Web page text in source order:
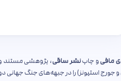
مافی و چاپنشر ساقی، پژوهشی مستند
و جورج استیونز) را در جبهه‌های جنگ جهانی